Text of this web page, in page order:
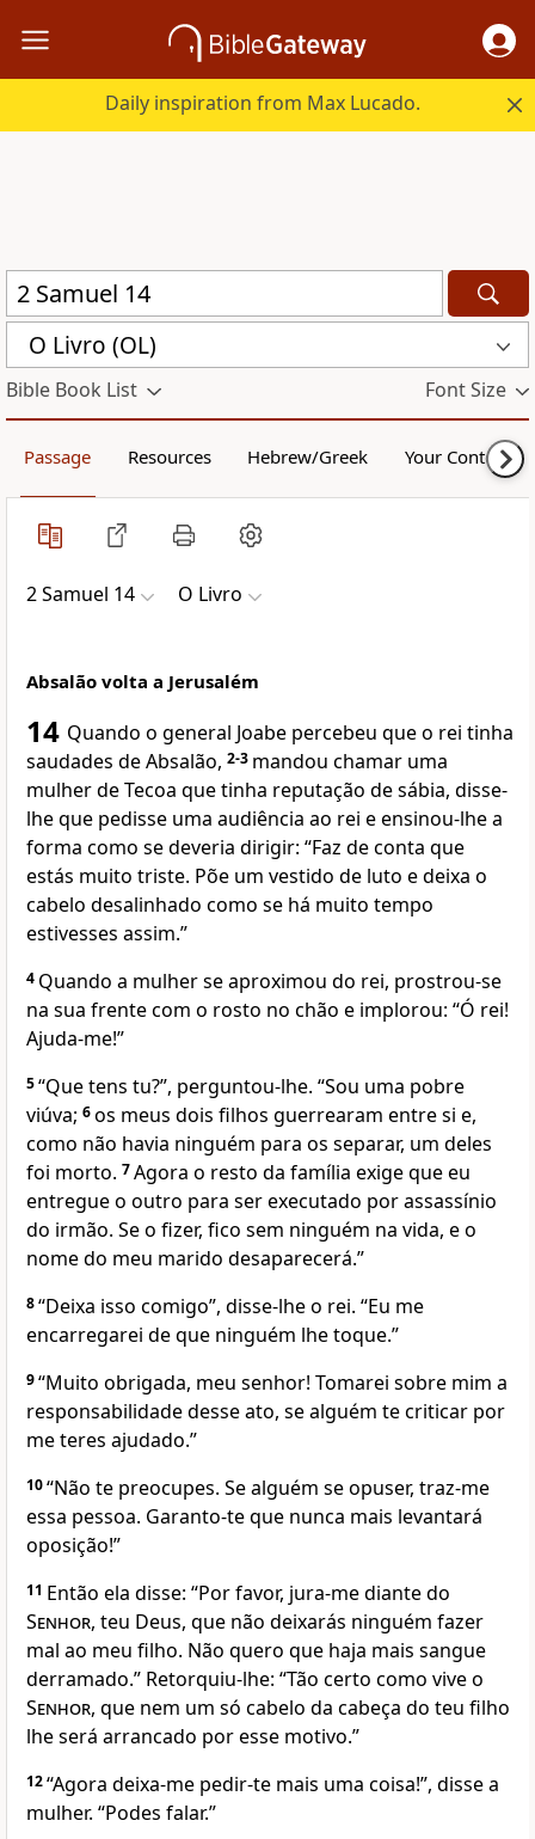
Daily inspiration from Max Lucado.
O Livro (OL)
Bible Book List Font Size
Passage Resources Hebrew/Greek Your Content
2 Samuel 14 O Livro
Absalão volta a Jerusalém
14 Quando o general Joabe percebeu que o rei tinha
saudades de Absalão, 2-3 mandou chamar uma
mulher de Tecoa que tinha reputação de sábia, disse-
lhe que pedisse uma audiência ao rei e ensinou-lhe a
forma como se deveria dirigir: “Faz de conta que
estás muito triste. Põe um vestido de luto e deixa o
cabelo desalinhado como se há muito tempo
estivesses assim.”
4 Quando a mulher se aproximou do rei, prostrou-se
na sua frente com o rosto no chão e implorou: “Ó rei!
Ajuda-me!”
5“Que tens tu?”, perguntou-lhe. “Sou uma pobre
viúva; 6os meus dois filhos guerrearam entre si e,
como não havia ninguém para os separar, um deles
foi morto. 7Agora o resto da família exige que eu
entregue o outro para ser executado por assassínio
do irmão. Se o fizer, fico sem ninguém na vida, e o
nome do meu marido desaparecerá.”
8“Deixa isso comigo”, disse-lhe o rei. “Eu me
encarregarei de que ninguém lhe toque.”
9“Muito obrigada, meu senhor! Tomarei sobre mim a
responsabilidade desse ato, se alguém te criticar por
me teres ajudado.”
10“Não te preocupes. Se alguém se opuser, traz-me
essa pessoa. Garanto-te que nunca mais levantará
oposição!”
11 Então ela disse: “Por favor, jura-me diante do
Senhor, teu Deus, que não deixarás ninguém fazer
mal ao meu filho. Não quero que haja mais sangue
derramado.” Retorquiu-lhe: “Tão certo como vive o
Senhor, que nem um só cabelo da cabeça do teu filho
lhe será arrancado por esse motivo.”
12“Agora deixa-me pedir-te mais uma coisa!”, disse a
mulher. “Podes falar.”